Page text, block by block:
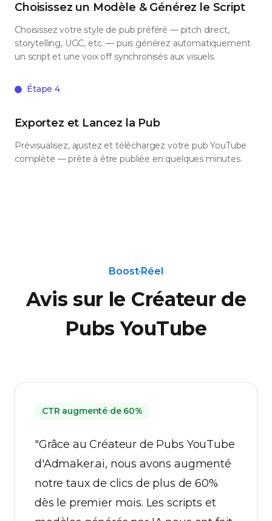
Choisissez un Modèle & Générez le Script
Choisissez votre style de pub préféré — pitch direct,
storytelling, UGC, etc. — puis générez automatiquement
un script et une voix off synchronisés aux visuels.
Étape 4
Exportez et Lancez la Pub
Prévisualisez, ajustez et téléchargez votre pub YouTube
complète — prête à être publiée en quelques minutes.
Boost·Réel
Avis sur le Créateur de
Pubs YouTube
CTR augmenté de 60%
"Grâce au Créateur de Pubs YouTube
d'Admaker.ai, nous avons augmenté
notre taux de clics de plus de 60%
dès le premier mois. Les scripts et